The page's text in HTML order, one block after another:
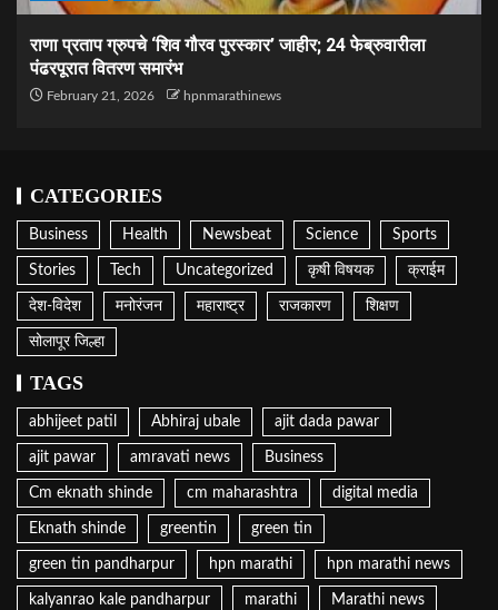
राणा प्रताप ग्रुपचे ‘शिव गौरव पुरस्कार’ जाहीर; 24 फेब्रुवारीला
पंढरपूरात वितरण समारंभ
February 21, 2026 hpnmarathinews
CATEGORIES
Business Health Newsbeat Science Sports
Stories Tech Uncategorized कृषी विषयक क्राईम
देश-विदेश मनोरंजन महाराष्ट्र राजकारण शिक्षण
सोलापूर जिल्हा
TAGS
abhijeet patil Abhiraj ubale ajit dada pawar
ajit pawar amravati news Business
Cm eknath shinde cm maharashtra digital media
Eknath shinde greentin green tin
green tin pandharpur hpn marathi hpn marathi news
kalyanrao kale pandharpur marathi Marathi news